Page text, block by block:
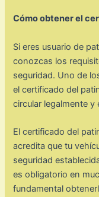
Cómo obtener el
Si eres usuario de
conozcas los
seguridad. Uno de
el certificado del
circular legalmente y
El certificado del
acredita que tu
seguridad
es obligatorio en
fundamental